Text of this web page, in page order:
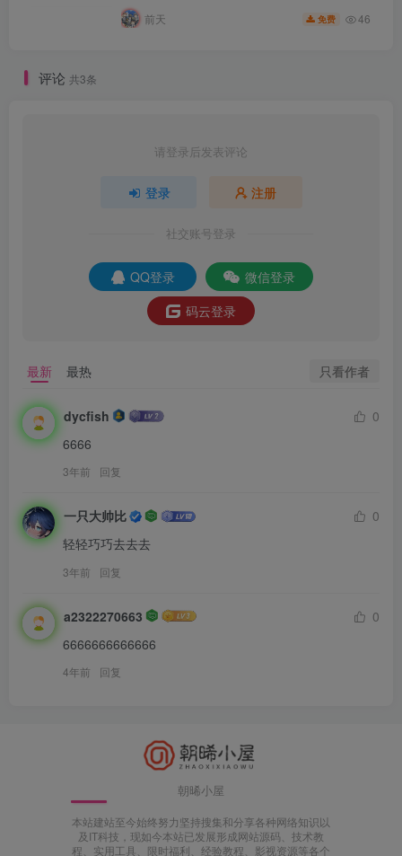
前天 免费 46
评论 共3条
请登录后发表评论
登录 注册
社交账号登录
QQ登录
微信登录
码云登录
最新 最热 只看作者
dycfish
0
6666
3年前 回复
一只大帅比
0
轻轻巧巧去去去
3年前 回复
a2322270663
0
6666666666666
4年前 回复
朝晞小屋
本站建站至今始终努力坚持搜集和分享各种网络知识以
及IT科技，现如今本站已发展形成网站源码、技术教
程、实用工具、限时福利、经验教程、影视资源等各个